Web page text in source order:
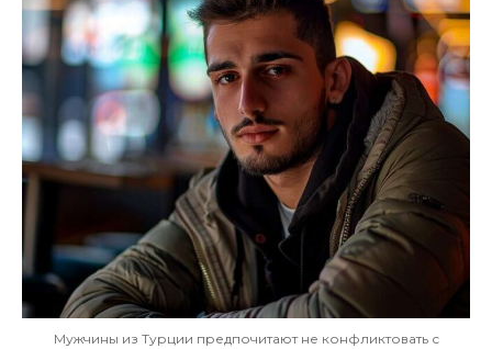
Мужчины из Турции предпочитают не конфликтовать с